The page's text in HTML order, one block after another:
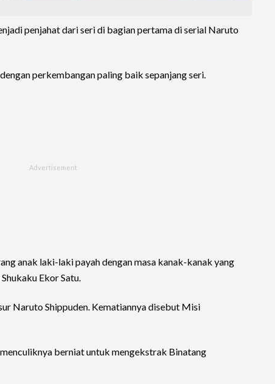
penjahat dari seri di bagian pertama di serial Naruto
perkembangan paling baik sepanjang seri.
anak laki-laki payah dengan masa kanak-kanak yang
Ekor Satu.
Naruto Shippuden. Kematiannya disebut Misi
berniat untuk mengekstrak Binatang